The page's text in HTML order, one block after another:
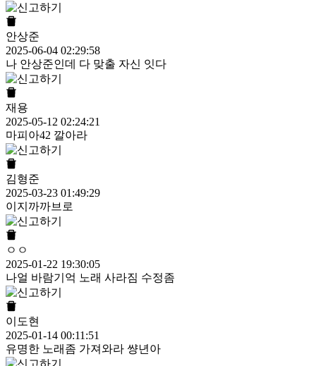
안상준
2025-06-04 02:29:58
나 안상준인데 다 맞출 자신 잇다
재용
2025-05-12 02:24:21
마피아42 깔아라
김형준
2025-03-23 01:49:29
이지까까브로
ㅇㅇ
2025-01-22 19:30:05
나얼 바람기억 노래 사라짐 수정좀
이도현
2025-01-14 00:11:51
유명한 노래좀 가져와라 썅년아